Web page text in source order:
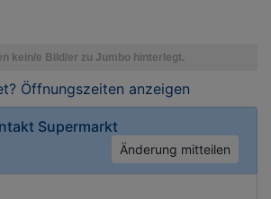
Öffnungszeiten anzeigen
Supermarkt
Änderung mitteilen